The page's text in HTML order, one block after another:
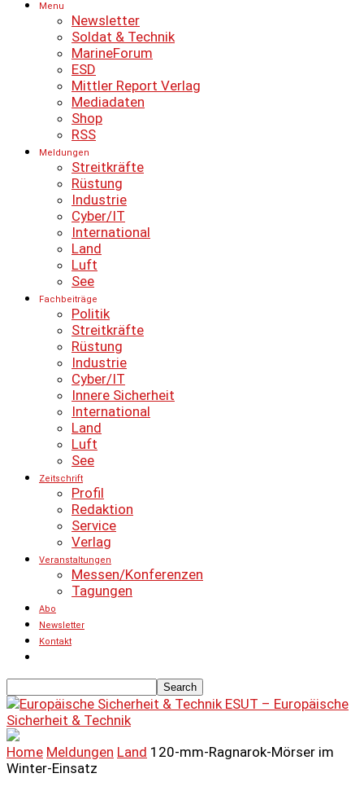
Menu
Newsletter
Soldat & Technik
MarineForum
ESD
Mittler Report Verlag
Mediadaten
Shop
RSS
Meldungen
Streitkräfte
Rüstung
Industrie
Cyber/IT
International
Land
Luft
See
Fachbeiträge
Politik
Streitkräfte
Rüstung
Industrie
Cyber/IT
Innere Sicherheit
International
Land
Luft
See
Zeitschrift
Profil
Redaktion
Service
Verlag
Veranstaltungen
Messen/Konferenzen
Tagungen
Abo
Newsletter
Kontakt
ESUT – Europäische
Sicherheit & Technik
Home Meldungen Land 120-mm-Ragnarok-Mörser im
Winter-Einsatz